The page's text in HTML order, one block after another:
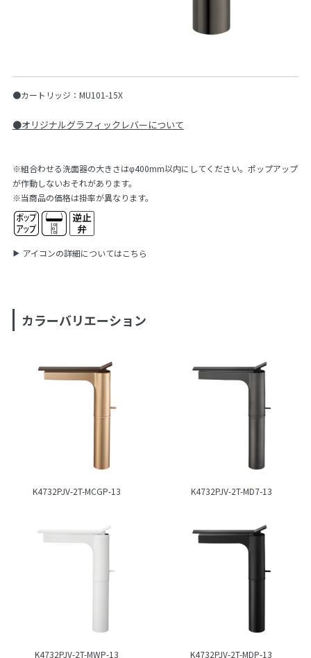
●カートリッジ：MU101-15X
●オリジナルグラフィックレバーについて
※組合わせる洗面器の大きさはφ400mm以内にしてください。ポップアップ
が作動しないおそれがあります。
※当商品の価格は掛率が異なります。
アイコンの詳細についてはこちら
カラーバリエーション
K4732PJV-2T-MCGP-13 K4732PJV-2T-MD7-13
K4732PJV-2T-MWP-13 K4732PJV-2T-MDP-13